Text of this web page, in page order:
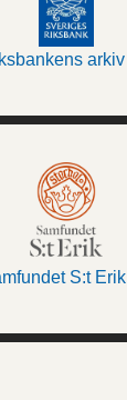
arkiv
S:t Erik